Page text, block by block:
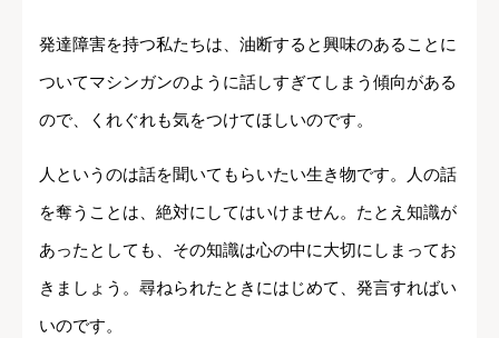
発達障害を持つ私たちは、油断すると興味のあることに
ついてマシンガンのように話しすぎてしまう傾向がある
ので、くれぐれも気をつけてほしいのです。
人というのは話を聞いてもらいたい生き物です。人の話
を奪うことは、絶対にしてはいけません。たとえ知識が
あったとしても、その知識は心の中に大切にしまってお
きましょう。尋ねられたときにはじめて、発言すればい
いのです。